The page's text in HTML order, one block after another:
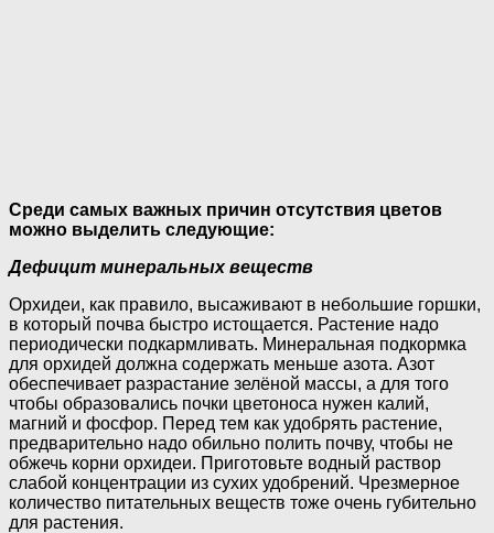
Среди самых важных причин отсутствия цветов
можно выделить следующие:
Дефицит минеральных веществ
Орхидеи, как правило, высаживают в небольшие горшки,
в который почва быстро истощается. Растение надо
периодически подкармливать. Минеральная подкормка
для орхидей должна содержать меньше азота. Азот
обеспечивает разрастание зелёной массы, а для того
чтобы образовались почки цветоноса нужен калий,
магний и фосфор. Перед тем как удобрять растение,
предварительно надо обильно полить почву, чтобы не
обжечь корни орхидеи. Приготовьте водный раствор
слабой концентрации из сухих удобрений. Чрезмерное
количество питательных веществ тоже очень губительно
для растения.